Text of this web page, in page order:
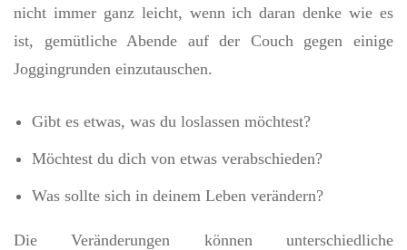
nicht immer ganz leicht, wenn ich daran denke wie es
ist, gemütliche Abende auf der Couch gegen einige
Joggingrunden einzutauschen.
Gibt es etwas, was du loslassen möchtest?
Möchtest du dich von etwas verabschieden?
Was sollte sich in deinem Leben verändern?
Die Veränderungen können unterschiedliche